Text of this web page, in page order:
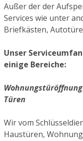
Außer der der
Services wie unter
Briefkästen,
Unser
einige Bereiche:
Türen
Wir vom
Haustüren,